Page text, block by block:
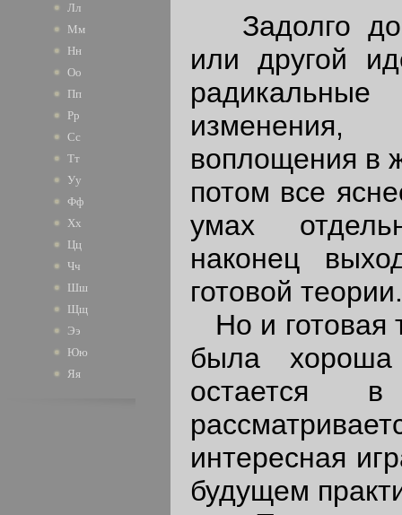
Лл
Мм
Нн
Оо
Пп
Рр
Сс
Тт
Уу
Фф
Хх
Цц
Чч
Шш
Щщ
Ээ
Юю
Яя
Задолго до
или другой
воплощения в
потом все
умах
наконец
готовой теории.
Но и готовая
была
остается
интересная
будущем